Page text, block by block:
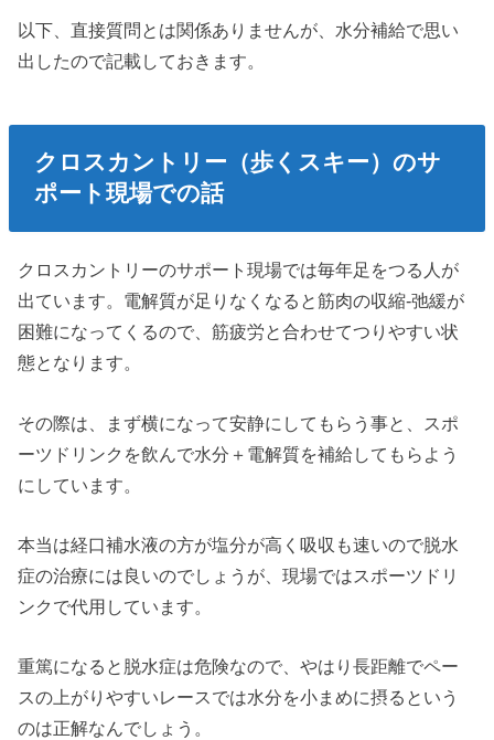
以下、直接質問とは関係ありませんが、水分補給で思い
出したので記載しておきます。
クロスカントリー（歩くスキー）のサ
ポート現場での話
クロスカントリーのサポート現場では毎年足をつる人が
出ています。電解質が足りなくなると筋肉の収縮-弛緩が
困難になってくるので、筋疲労と合わせてつりやすい状
態となります。
その際は、まず横になって安静にしてもらう事と、スポ
ーツドリンクを飲んで水分＋電解質を補給してもらよう
にしています。
本当は経口補水液の方が塩分が高く吸収も速いので脱水
症の治療には良いのでしょうが、現場ではスポーツドリ
ンクで代用しています。
重篤になると脱水症は危険なので、やはり長距離でペー
スの上がりやすいレースでは水分を小まめに摂るという
のは正解なんでしょう。